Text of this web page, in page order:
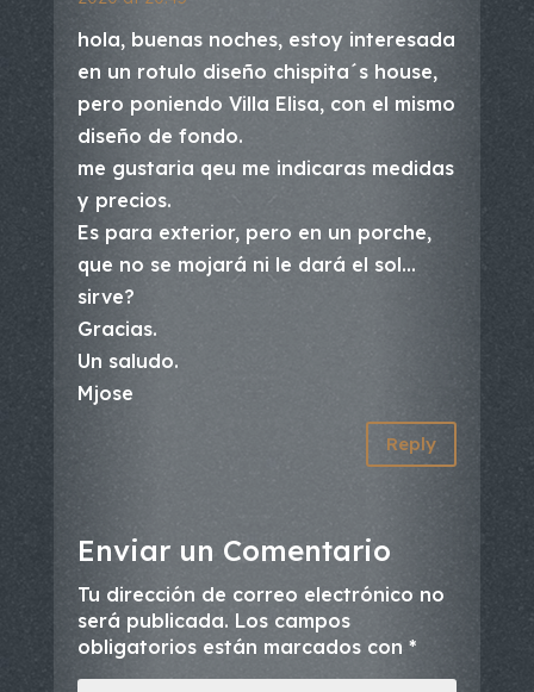
hola, buenas noches, estoy interesada
en un rotulo diseño chispita´s house,
pero poniendo Villa Elisa, con el mismo
diseño de fondo.
me gustaria qeu me indicaras medidas
y precios.
Es para exterior, pero en un porche,
que no se mojará ni le dará el sol…
sirve?
Gracias.
Un saludo.
Mjose
Reply
Enviar un Comentario
Tu dirección de correo electrónico no
será publicada. Los campos
obligatorios están marcados con *